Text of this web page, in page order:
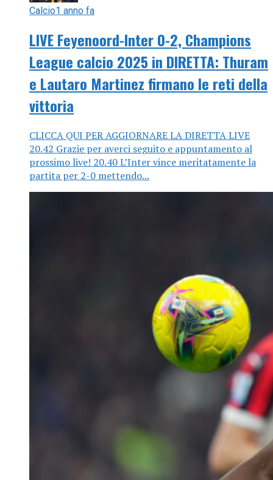
Calcio1 anno fa
LIVE Feyenoord-Inter 0-2, Champions
League calcio 2025 in DIRETTA: Thuram
e Lautaro Martinez firmano le reti della
vittoria
CLICCA QUI PER AGGIORNARE LA DIRETTA LIVE
20.42 Grazie per averci seguito e appuntamento al
prossimo live! 20.40 L’Inter vince meritatamente la
partita per 2-0 mettendo...